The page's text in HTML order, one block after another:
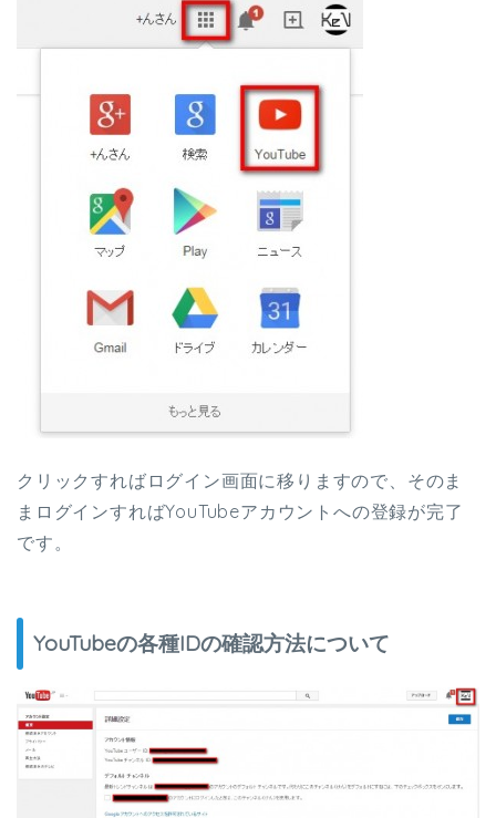
クリックすればログイン画面に移りますので、そのま
まログインすればYouTubeアカウントへの登録が完了
です。
YouTubeの各種IDの確認方法について